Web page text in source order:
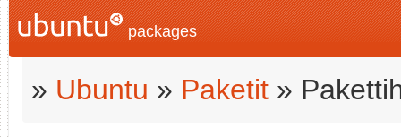
packages
» Ubuntu » Paketit »